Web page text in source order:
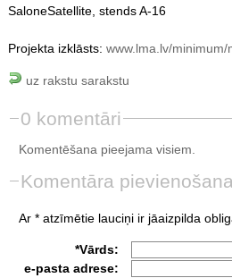
SaloneSatellite, stends A-16
Projekta izklāsts: www.lma.lv/minimum/
uz rakstu sarakstu
0 komentāri
Komentēšana pieejama visiem.
Komentāra pievienošana
Ar * atzīmētie lauciņi ir jāaizpilda
*Vārds:
e-pasta adrese: